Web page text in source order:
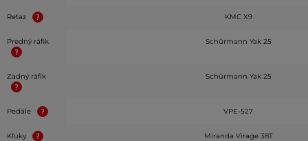
Reťaz KMC X9
Predný ráfik Schûrmann Yak 25
Zadný ráfik Schûrmann Yak 25
Pedále VPE-527
Kľuky Miranda Virage 38T